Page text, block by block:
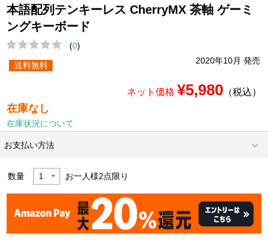
本語配列テンキーレス CherryMX 茶軸 ゲーミ
ングキーボード
(0)
2020年10月 発売
送料無料
ネット価格 ¥5,980（税込）
在庫なし
在庫状況について
お支払い方法
数量 お一人様2点限り